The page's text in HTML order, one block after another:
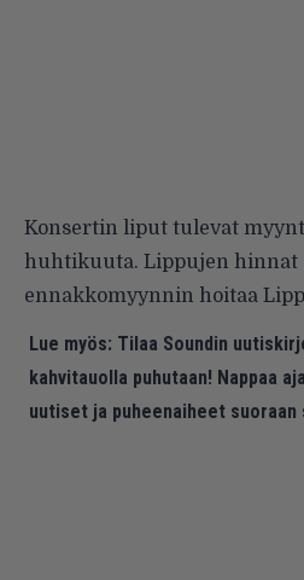
Konsertin liput tulevat
huhtikuuta. Lippujen hinnat
ennakkomyynnin hoitaa
Lue myös: Tilaa Soundin
kahvitauolla puhutaan! Nappaa
uutiset ja puheenaiheet